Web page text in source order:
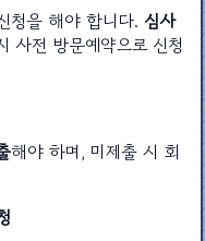
청을 해야 합니다. 심사
사전 방문예약으로 신청
해야 하며, 미제출 시 회